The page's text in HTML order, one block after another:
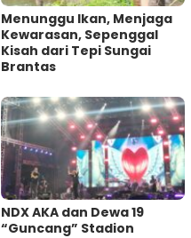
Menunggu Ikan, Menjaga
Kewarasan, Sepenggal
Kisah dari Tepi Sungai
Brantas
NDX AKA dan Dewa 19
“Guncang” Stadion